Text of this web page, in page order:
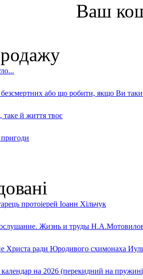
Ваш
безсмертних або що робити, якщо Ви
таке й життя твоє
протоіерей Іоанн Хільчук
Жизнь и труды
Христа ради Юродивого схимонаха
на 2026 (перекидний на